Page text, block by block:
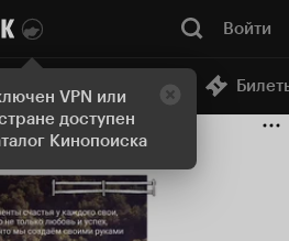
VPN или
доступен
Кинопоиска
Войти
Онлайн-кинотеатр